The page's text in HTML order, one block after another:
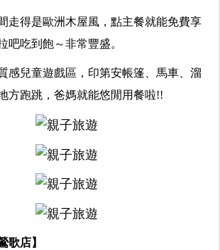
走得是歐洲木屋風，點主餐就能免費享
吧吃到飽～非常豐盛。
感兒童遊戲區，印第安帳篷、馬車、溜
方跑跳，爸媽就能悠閒用餐啦!!
歌店】